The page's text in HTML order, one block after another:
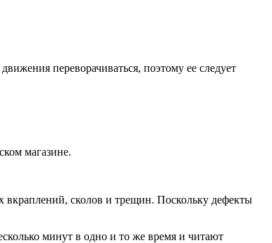
переворачиваться, поэтому ее следует
магазине.
вкраплений, сколов и трещин. Поскольку дефекты
минут в одно и то же время и читают